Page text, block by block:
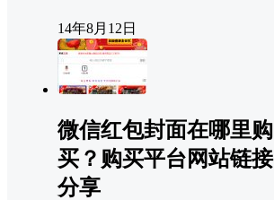
14年8月12日
微信红包封面在哪里购
买？购买平台网站链接
分享